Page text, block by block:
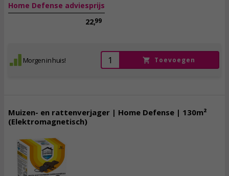
Home Defense adviesprijs
22,99
Morgen in huis! Toevoegen
Muizen- en rattenverjager | Home Defense | 130m²
(Elektromagnetisch)